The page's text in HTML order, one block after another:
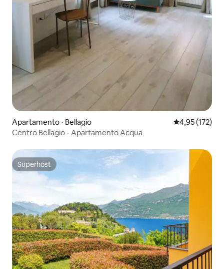
Apartamento ⋅ Bellagio 4,95 de uma
4,95 (172)
Centro Bellagio - Apartamento Acqua
Superhost
Superhost